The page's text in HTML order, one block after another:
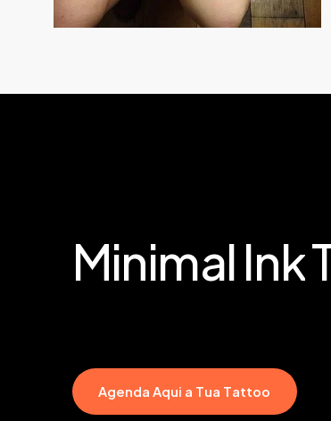
MinimalInk
Agenda Aqui a Tua Tattoo